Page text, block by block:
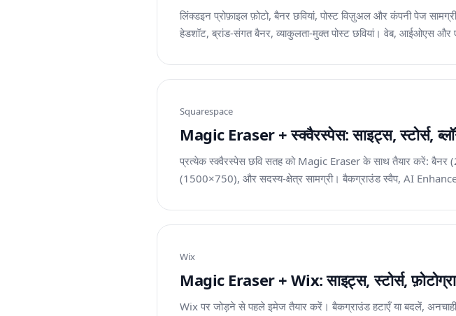
लिंक्डइन प्रोफ़ाइल फ़ोटो, बैनर छवियां, पोस्ट विज़ुअल और कंपनी पेज
हेडशॉट, ब्रांड-संगत बैनर, व्याकुलता-मुक्त पोस्ट छवियां। वेब, आईओएस और
Squarespace
Magic Eraser + स्क्वैरस्पेस: साइट्स, स्टोर्स,
प्रत्येक स्क्वैरस्पेस छवि सतह को Magic Eraser के साथ तैयार करें: बैनर
(1500×750), और सदस्य-क्षेत्र सामग्री। बैकग्राउंड स्वैप, AI
Wix
Magic Eraser + Wix: साइट्स, स्टोर्स,
Wix पर जोड़ने से पहले इमेज तैयार करें। बैकग्राउंड हटाएँ या बदलें,